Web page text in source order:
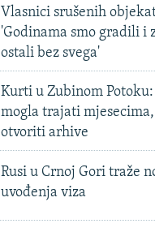
Vlasnici srušenih
'Godinama smo gradili i
ostali bez svega'
Kurti u Zubinom
mogla trajati
otvoriti arhive
Rusi u Crnoj Gori traže
uvođenja viza